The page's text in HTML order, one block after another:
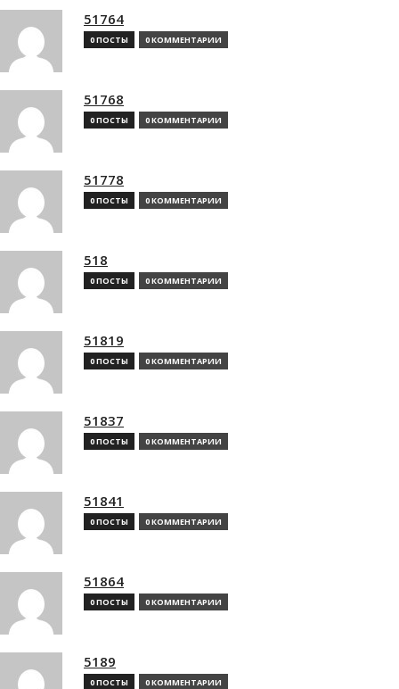
51764
0 ПОСТЫ 0 КОММЕНТАРИИ
51768
0 ПОСТЫ 0 КОММЕНТАРИИ
51778
0 ПОСТЫ 0 КОММЕНТАРИИ
518
0 ПОСТЫ 0 КОММЕНТАРИИ
51819
0 ПОСТЫ 0 КОММЕНТАРИИ
51837
0 ПОСТЫ 0 КОММЕНТАРИИ
51841
0 ПОСТЫ 0 КОММЕНТАРИИ
51864
0 ПОСТЫ 0 КОММЕНТАРИИ
5189
0 ПОСТЫ 0 КОММЕНТАРИИ